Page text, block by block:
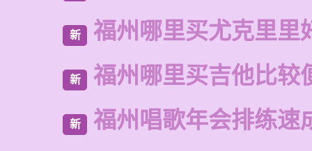
新 福州哪里买尤克里里
新 福州哪里买吉他比较
新 福州唱歌年会排练速